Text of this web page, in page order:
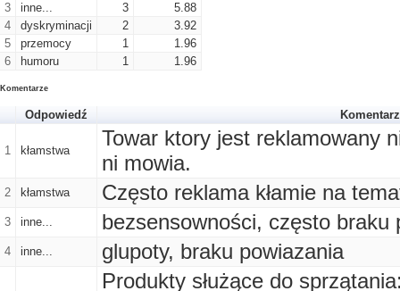
3
inne... 3
5.88
4
dyskryminacji 2
3.92
5
przemocy 1
1.96
6
humoru 1 1.96
Komentarze
Odpowiedź Komentarz
1 kłamstwa
Towar ktory jest reklamowany
ni mowia.
2 kłamstwa Często reklama kłamie na
3 inne... bezsensowności, często braku
4 inne...
glupoty, braku powiazania
Produkty służące do